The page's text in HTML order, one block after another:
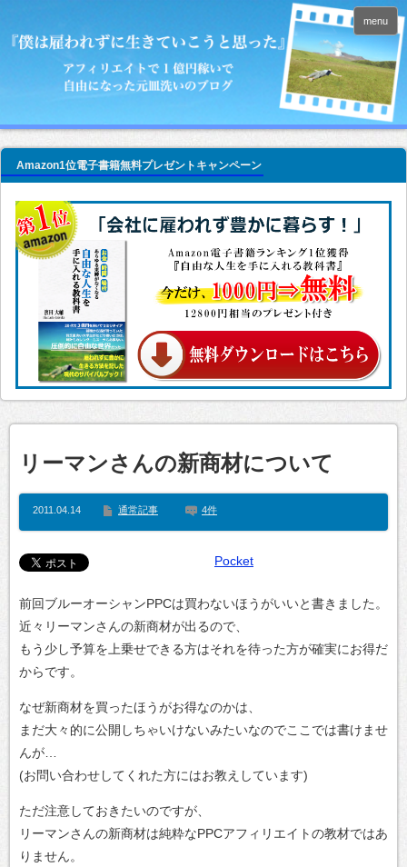
menu
Amazon1位電子書籍無料プレゼントキャンペーン
リーマンさんの新商材について
2011.04.14 通常記事 4件
Pocket
前回ブルーオーシャンPPCは買わないほうがいいと書きました。
近々リーマンさんの新商材が出るので、
もう少し予算を上乗せできる方はそれを待った方が確実にお得だ
からです。
なぜ新商材を買ったほうがお得なのかは、
まだ大々的に公開しちゃいけないみたいなのでここでは書けませ
んが…
(お問い合わせしてくれた方にはお教えしています)
ただ注意しておきたいのですが、
リーマンさんの新商材は純粋なPPCアフィリエイトの教材ではあ
りません。